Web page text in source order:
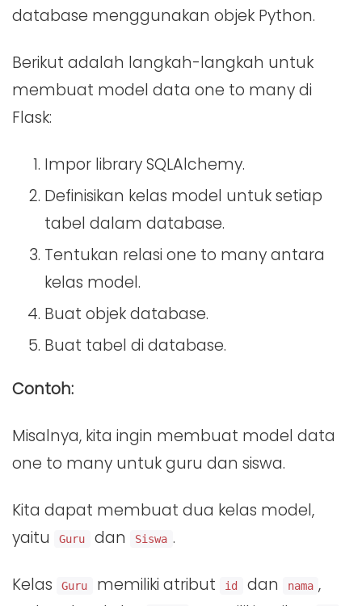
database menggunakan objek Python.
Berikut adalah langkah-langkah untuk
membuat model data one to many di
Flask:
Impor library SQLAlchemy.
Definisikan kelas model untuk setiap
tabel dalam database.
Tentukan relasi one to many antara
kelas model.
Buat objek database.
Buat tabel di database.
Contoh:
Misalnya, kita ingin membuat model data
one to many untuk guru dan siswa.
Kita dapat membuat dua kelas model,
yaitu
Guru dan Siswa .
Kelas Guru memiliki atribut id dan nama ,